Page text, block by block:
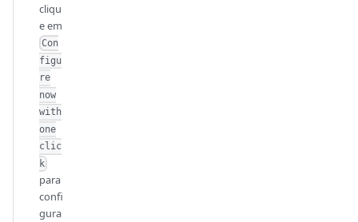
cliqu
e em
Con
figu
re
now
with
one
clic
k
para
confi
gura